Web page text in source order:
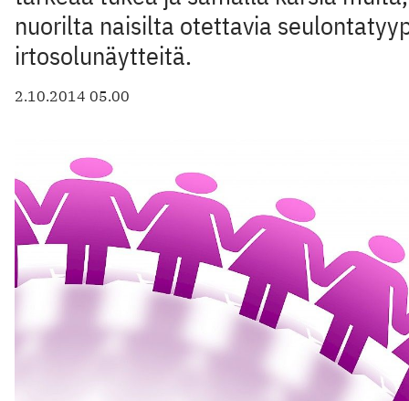
nuorilta naisilta otettavia
irtosolunäytteitä.
2.10.2014 05.00